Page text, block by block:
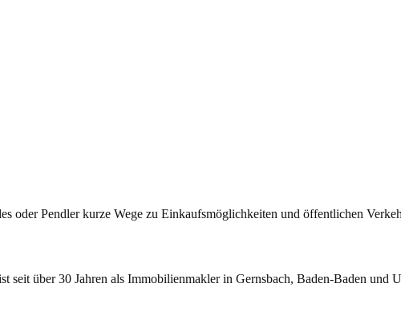
oder Pendler kurze Wege zu Einkaufsmöglichkeiten und öffentlichen
über 30 Jahren als Immobilienmakler in Gernsbach, Baden-Baden und